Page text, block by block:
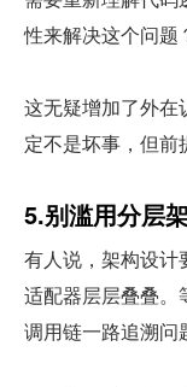
性来解决这个问题
这无疑增加了外在
定不是坏事，但前
5.别滥用分层
有人说，架构设计
适配器层层叠叠。
调用链一路追溯问